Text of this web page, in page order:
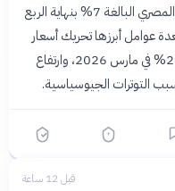
التوقعات تفوق مستهدفات البنك المركزي المصري البالغة 7% بنهاية الربع
لعدة عوامل أبرزها تحريك أسعار
الوقود محلياً بنسب تراوحت بين 14% و20% في مارس 2026، وارتفاع
التوترات الجيوسياسية.
قبل 12 ساعة